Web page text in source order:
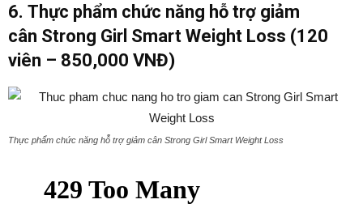
6. Thực phẩm chức năng hỗ trợ giảm
cân Strong Girl Smart Weight Loss (120
viên – 850,000 VNĐ)
Thực phẩm chức năng hỗ trợ giảm cân Strong Girl Smart Weight Loss